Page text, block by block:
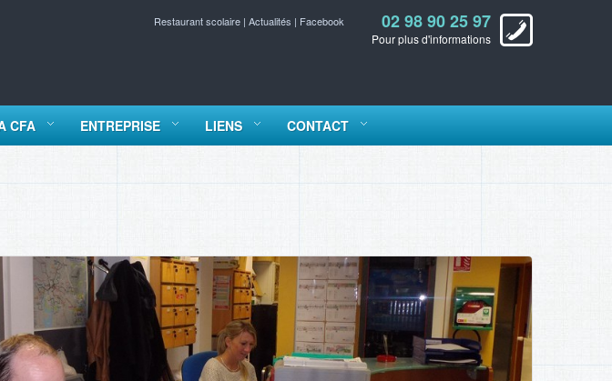
02 98 90 25 97
Pour plus d'informations
Restaurant scolaire | Actualités | Facebook
CFA ENTREPRISE LIENS CONTACT